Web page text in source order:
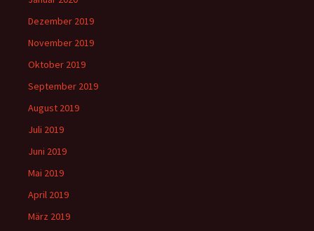
Dezember 2019
November 2019
Oktober 2019
September 2019
August 2019
Juli 2019
Juni 2019
Mai 2019
April 2019
März 2019